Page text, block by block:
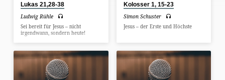
Lukas 21,28-38
Ludwig Rühle
Sei bereit für Jesus – nicht
irgendwann, sondern heute!
Kolosser 1, 15-23
Simon Schuster
Jesus – der Erste und Höchste